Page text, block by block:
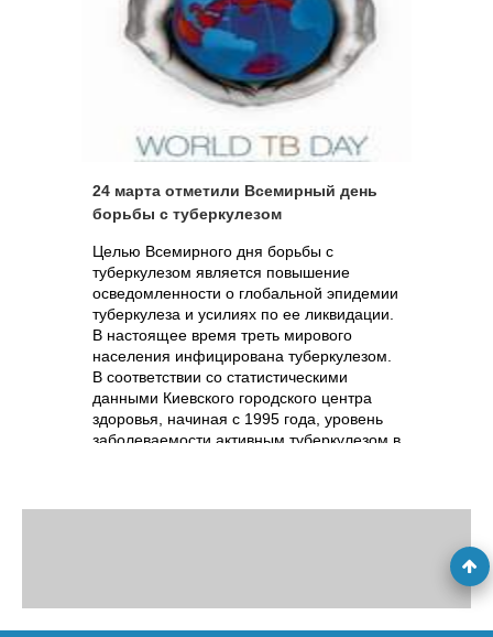
24 марта отметили Всемирный день
борьбы с туберкулезом
Целью Всемирного дня борьбы с
туберкулезом является повышение
осведомленности о глобальной эпидемии
туберкулеза и усилиях по ее ликвидации.
В настоящее время треть мирового
населения инфицирована туберкулезом.
В соответствии со статистическими
данными Киевского городского центра
здоровья, начиная с 1995 года, уровень
заболеваемости активным туберкулезом в
этой болезни.